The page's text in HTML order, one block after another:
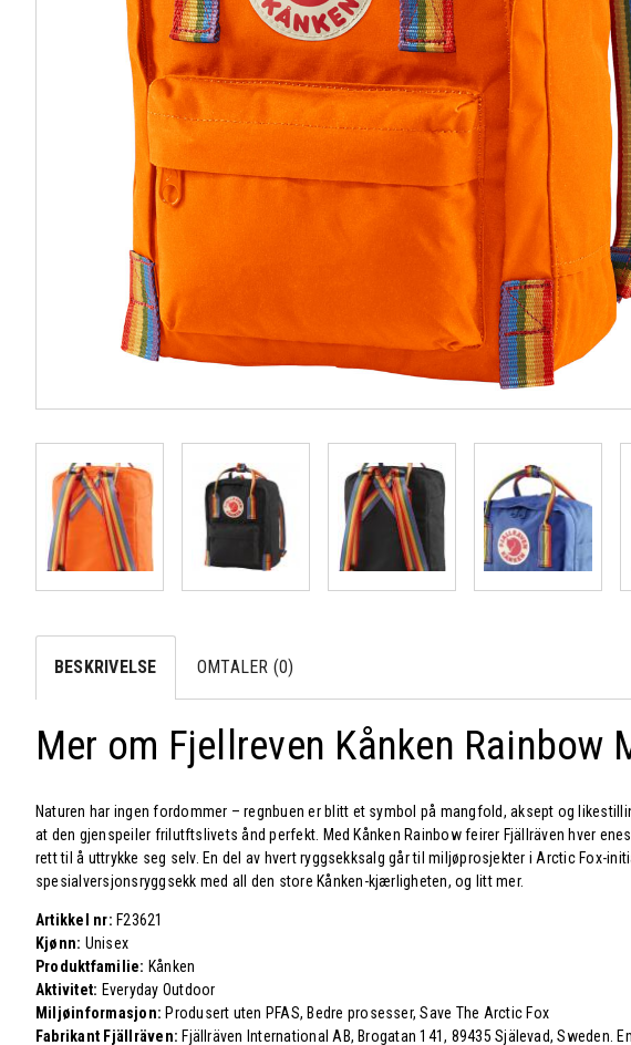
BESKRIVELSE OMTALER (0)
Mer om Fjellreven Kånken Rainbow
Naturen har ingen fordommer – regnbuen er blitt et symbol på mangfold, aksept og
at den gjenspeiler frilutftslivets ånd perfekt. Med Kånken Rainbow feirer Fjällräven hver
rett til å uttrykke seg selv. En del av hvert ryggsekksalg går til miljøprosjekter i Arctic Fox-
spesialversjonsryggsekk med all den store Kånken-kjærligheten, og litt mer.
Artikkel nr: F23621
Kjønn: Unisex
Produktfamilie: Kånken
Aktivitet: Everyday Outdoor
Miljøinformasjon: Produsert uten PFAS, Bedre prosesser, Save The Arctic Fox
Fabrikant Fjällräven: Fjällräven International AB, Brogatan 141, 89435 Själevad, Sweden.